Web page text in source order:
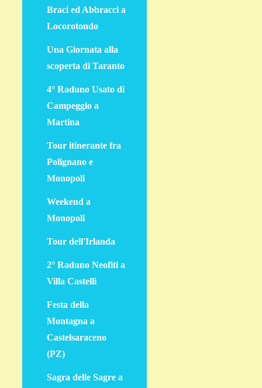
Braci ed Abbracci a
Locorotondo
Una Giornata alla
scoperta di Taranto
4° Raduno Usato di
Campeggio a
Martina
Tour itinerante fra
Polignano e
Monopoli
Weekend a
Monopoli
Tour dell'Irlanda
2° Raduno Neofiti a
Villa Castelli
Festa della
Montagna a
Castelsaraceno
(PZ)
Sagra delle Sagre a